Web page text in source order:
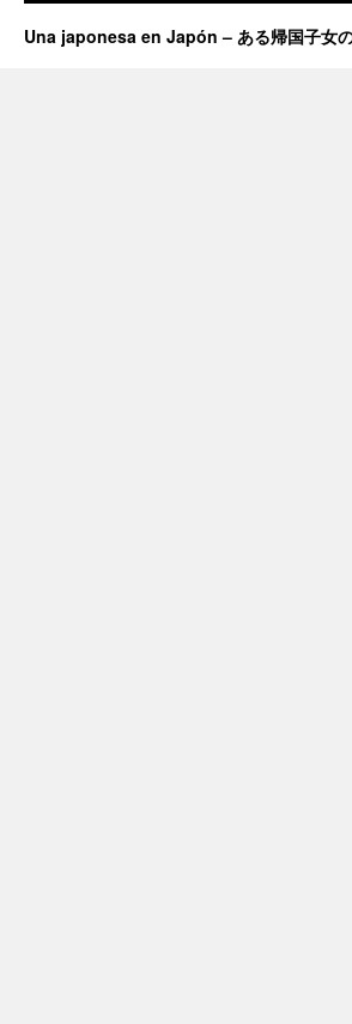
Una japonesa en Japón – ある帰国子女